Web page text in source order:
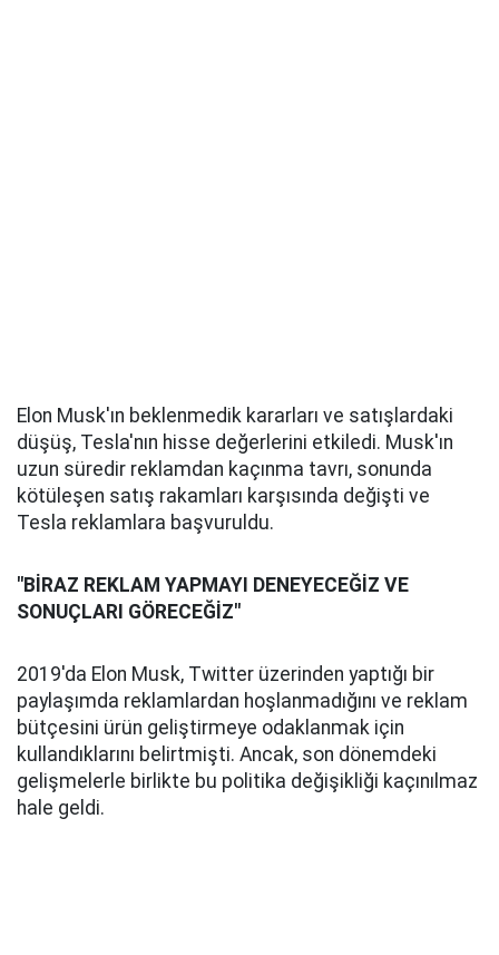
Elon Musk'ın beklenmedik kararları ve satışlardaki
düşüş, Tesla'nın hisse değerlerini etkiledi. Musk'ın
uzun süredir reklamdan kaçınma tavrı, sonunda
kötüleşen satış rakamları karşısında değişti ve
Tesla reklamlara başvuruldu.
"BİRAZ REKLAM YAPMAYI DENEYECEĞİZ VE
SONUÇLARI GÖRECEĞİZ"
2019'da Elon Musk, Twitter üzerinden yaptığı bir
paylaşımda reklamlardan hoşlanmadığını ve reklam
bütçesini ürün geliştirmeye odaklanmak için
kullandıklarını belirtmişti. Ancak, son dönemdeki
gelişmelerle birlikte bu politika değişikliği kaçınılmaz
hale geldi.